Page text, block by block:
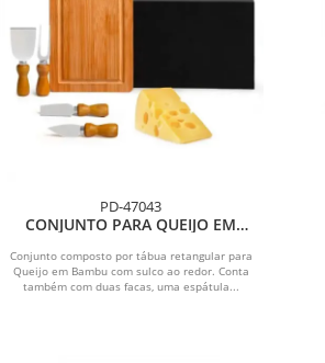
PD-47043
CONJUNTO PARA QUEIJO EM
Conjunto composto por tábua retangular para
Queijo em Bambu com sulco ao redor. Conta
também com duas facas, uma espátula...